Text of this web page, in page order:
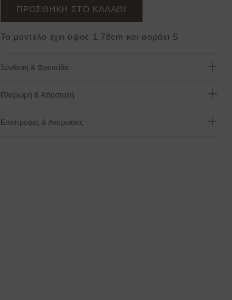
ΠΡΟΣΘΗΚΗ ΣΤΟ ΚΑΛΑΘΙ
Το μοντέλο έχει ύψος 1,78cm και φοράει S
Σύνθεση & Φροντίδα
Πληρωμή & Αποστολή
Επιστροφές & Ακυρώσεις